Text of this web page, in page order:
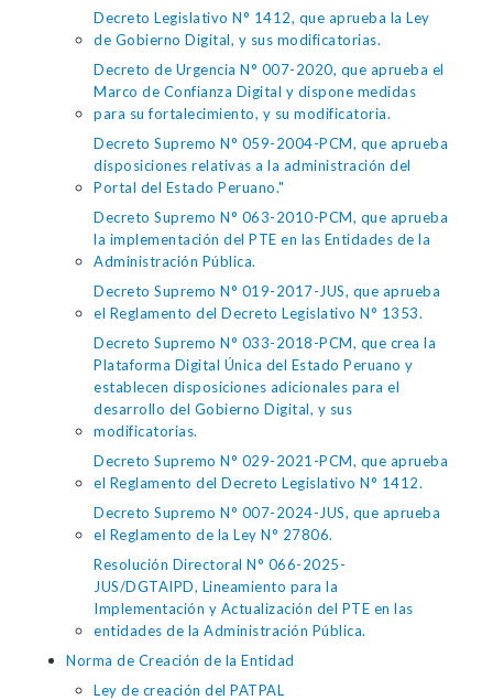
Decreto Legislativo N° 1412, que aprueba la Ley
de Gobierno Digital, y sus modificatorias.
Decreto de Urgencia N° 007-2020, que aprueba el
Marco de Confianza Digital y dispone medidas
para su fortalecimiento, y su modificatoria.
Decreto Supremo N° 059-2004-PCM, que aprueba
disposiciones relativas a la administración del
Portal del Estado Peruano."
Decreto Supremo N° 063-2010-PCM, que aprueba
la implementación del PTE en las Entidades de la
Administración Pública.
Decreto Supremo N° 019-2017-JUS, que aprueba
el Reglamento del Decreto Legislativo N° 1353.
Decreto Supremo N° 033-2018-PCM, que crea la
Plataforma Digital Única del Estado Peruano y
establecen disposiciones adicionales para el
desarrollo del Gobierno Digital, y sus
modificatorias.
Decreto Supremo N° 029-2021-PCM, que aprueba
el Reglamento del Decreto Legislativo N° 1412.
Decreto Supremo N° 007-2024-JUS, que aprueba
el Reglamento de la Ley N° 27806.
Resolución Directoral N° 066-2025-
JUS/DGTAIPD, Lineamiento para la
Implementación y Actualización del PTE en las
entidades de la Administración Pública.
Norma de Creación de la Entidad
Ley de creación del PATPAL